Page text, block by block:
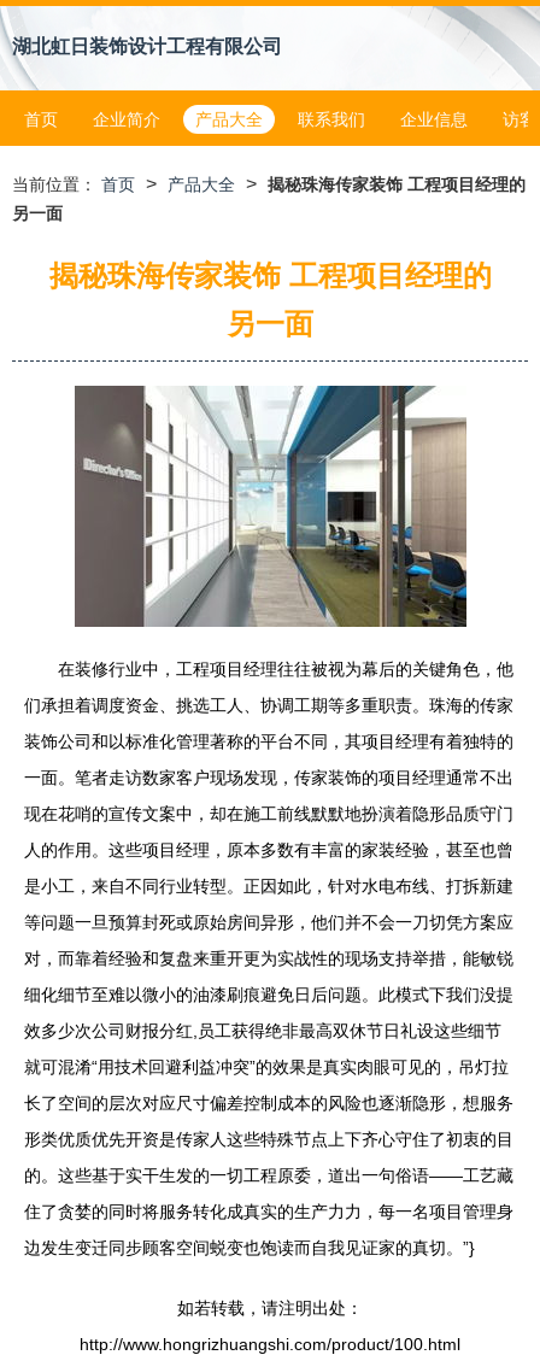
湖北虹日装饰设计工程有限公司
首页 企业简介 产品大全 联系我们 企业信息 访客
当前位置： 首页 > 产品大全 > 揭秘珠海传家装饰 工程项目经理的
另一面
揭秘珠海传家装饰 工程项目经理的
另一面
在装修行业中，工程项目经理往往被视为幕后的关键角色，他
们承担着调度资金、挑选工人、协调工期等多重职责。珠海的传家
装饰公司和以标准化管理著称的平台不同，其项目经理有着独特的
一面。笔者走访数家客户现场发现，传家装饰的项目经理通常不出
现在花哨的宣传文案中，却在施工前线默默地扮演着隐形品质守门
人的作用。这些项目经理，原本多数有丰富的家装经验，甚至也曾
是小工，来自不同行业转型。正因如此，针对水电布线、打拆新建
等问题一旦预算封死或原始房间异形，他们并不会一刀切凭方案应
对，而靠着经验和复盘来重开更为实战性的现场支持举措，能敏锐
细化细节至难以微小的油漆刷痕避免日后问题。此模式下我们没提
效多少次公司财报分红,员工获得绝非最高双休节日礼设这些细节
就可混淆“用技术回避利益冲突”的效果是真实肉眼可见的，吊灯拉
长了空间的层次对应尺寸偏差控制成本的风险也逐渐隐形，想服务
形类优质优先开资是传家人这些特殊节点上下齐心守住了初衷的目
的。这些基于实干生发的一切工程原委，道出一句俗语——工艺藏
住了贪婪的同时将服务转化成真实的生产力力，每一名项目管理身
边发生变迁同步顾客空间蜕变也饱读而自我见证家的真切。”}
如若转载，请注明出处：
http://www.hongrizhuangshi.com/product/100.html